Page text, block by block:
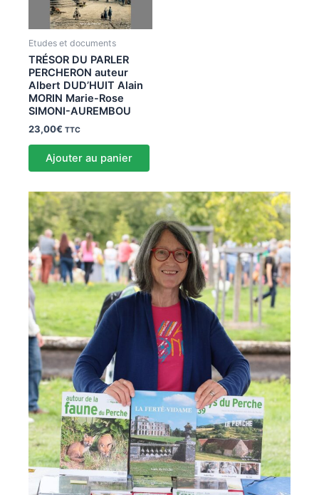
Etudes et documents
TRÉSOR DU PARLER
PERCHERON auteur
Albert DUD’HUIT Alain
MORIN Marie-Rose
SIMONI-AUREMBOU
23,00€ TTC
Ajouter au panier